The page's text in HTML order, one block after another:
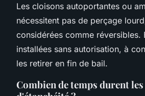
Les cloisons autoportantes ou
nécessitent pas de perçage
considérées comme réversibles.
installées sans autorisation, à
les retirer en fin de bail.
Combien de temps durent